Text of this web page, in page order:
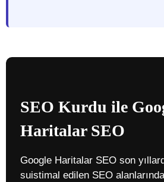
SEO Kurdu ile
Haritalar SEO
Google Haritalar SEO son
suistimal edilen SEO